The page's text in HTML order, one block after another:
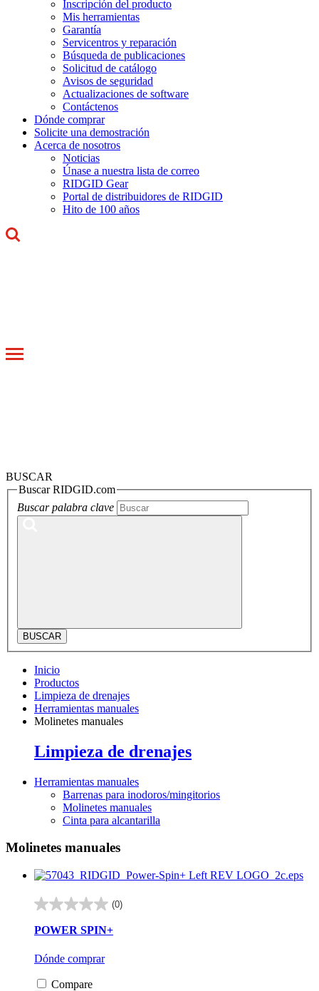
Inscripción del producto
Mis herramientas
Garantía
Servicentros y reparación
Búsqueda de publicaciones
Solicitud de catálogo
Avisos de seguridad
Actualizaciones de software
Contáctenos
Dónde comprar
Solicite una demostración
Acerca de nosotros
Noticias
Únase a nuestra lista de correo
RIDGID Gear
Portal de distribuidores de RIDGID
Hito de 100 años
Toggle
BUSCAR
Buscar RIDGID.com
Buscar palabra clave
BUSCAR
Inicio
Productos
Limpieza de drenajes
Herramientas manuales
Molinetes manuales
Limpieza de drenajes
Herramientas manuales
Barrenas para inodoros/mingitorios
Molinetes manuales
Cinta para alcantarilla
Molinetes manuales
(0)
0.0
5
POWER SPIN+
Dónde comprar
Compare